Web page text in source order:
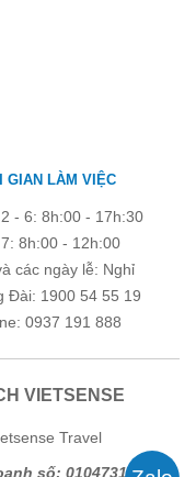
GIAN LÀM VIỆC
- 6: 8h:00 - 17h:30
8h:00 - 12h:00
các ngày lễ: Nghỉ
Đài: 1900 54 55 19
0937 191 888
VIETSENSE
Travel
số: 0104731205